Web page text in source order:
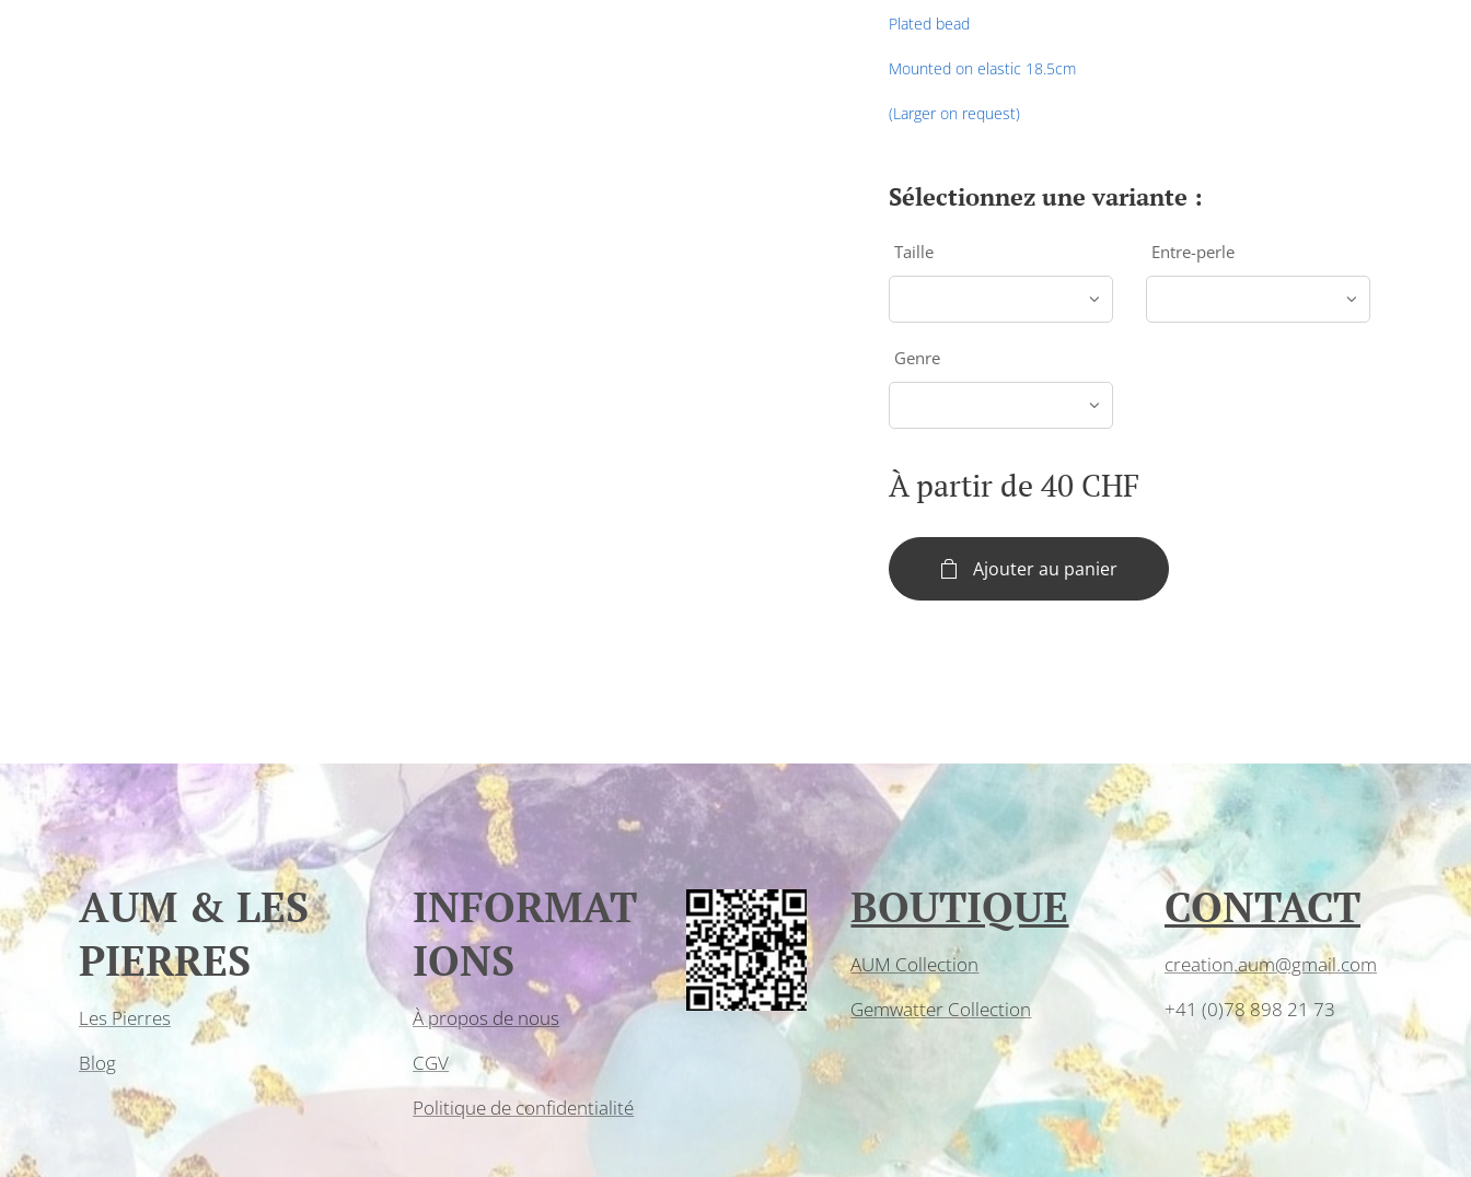
Plated bead
Mounted on elastic 18.5cm
(Larger on request)
Sélectionnez une variante :
Taille Entre-perle
Genre
À partir de 40 CHF
Ajouter au panier
AUM & LES
PIERRES
Les Pierres
Blog
INFORMAT
IONS
À propos de nous
CGV
Politique de confidentialité
BOUTIQUE
AUM Collection
Gemwatter Collection
CONTACT
creation.aum@gmail.com
+41 (0)78 898 21 73